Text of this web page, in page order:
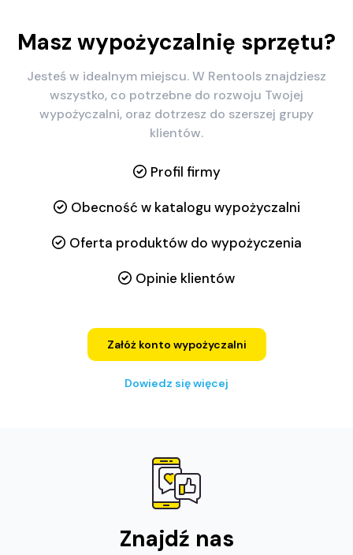
Masz wypożyczalnię sprzętu?
Jesteś w idealnym miejscu. W Rentools znajdziesz
wszystko, co potrzebne do rozwoju Twojej
wypożyczalni, oraz dotrzesz do szerszej grupy
klientów.
Profil firmy
Obecność w katalogu wypożyczalni
Oferta produktów do wypożyczenia
Opinie klientów
Załóż konto wypożyczalni
Dowiedz się więcej
Znajdź nas